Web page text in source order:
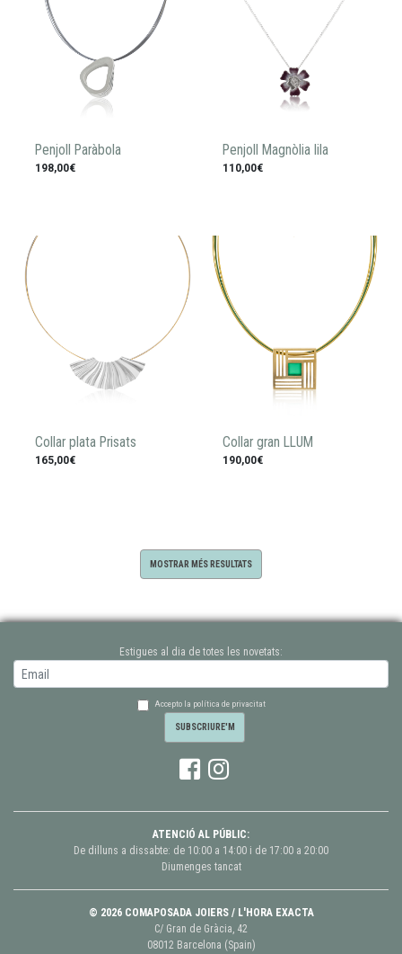
Penjoll Paràbola
198,00€
Penjoll Magnòlia lila
110,00€
Collar plata Prisats
165,00€
Collar gran LLUM
190,00€
MOSTRAR MÉS RESULTATS
Estigues al dia de totes les novetats:
Accepto la política de privacitat
ATENCIÓ AL PÚBLIC:
De dilluns a dissabte: de 10:00 a 14:00 i de 17:00 a 20:00
Diumenges tancat
© 2026 COMAPOSADA JOIERS / L'HORA EXACTA
C/ Gran de Gràcia, 42
08012 Barcelona (Spain)